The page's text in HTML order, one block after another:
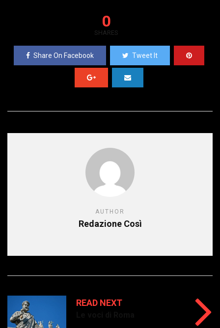
0
SHARES
Share On Facebook Tweet It
AUTHOR
Redazione Così
READ NEXT